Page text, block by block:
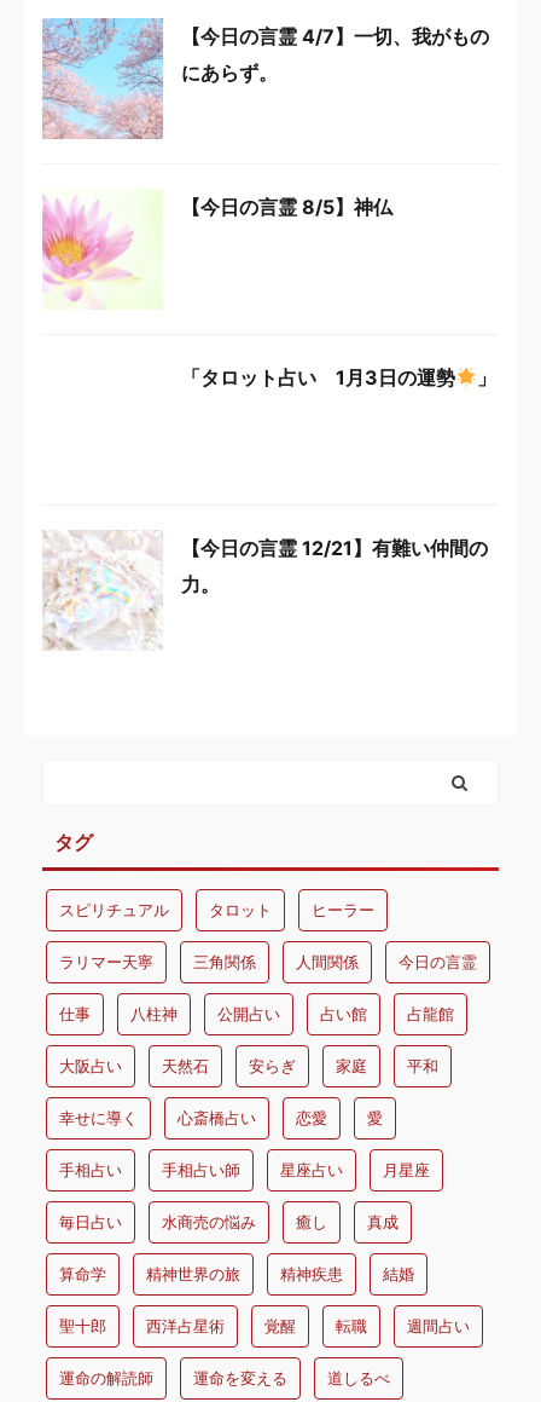
【今日の言霊 4/7】一切、我がもの
にあらず。
【今日の言霊 8/5】神仏
「タロット占い 1月3日の運勢 」
【今日の言霊 12/21】有難い仲間の
力。
タグ
スピリチュアル タロット ヒーラー
ラリマー天寧 三角関係 人間関係 今日の言霊
仕事 八柱神 公開占い 占い館 占龍館
大阪占い 天然石 安らぎ 家庭 平和
幸せに導く 心斎橋占い 恋愛 愛
手相占い 手相占い師 星座占い 月星座
毎日占い 水商売の悩み 癒し 真成
算命学 精神世界の旅 精神疾患 結婚
聖十郎 西洋占星術 覚醒 転職 週間占い
運命の解読師 運命を変える 道しるべ